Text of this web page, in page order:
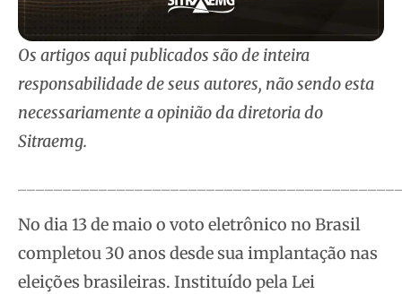
Os artigos aqui publicados são de inteira
responsabilidade de seus autores, não sendo esta
necessariamente a opinião da diretoria do
Sitraemg.
No dia 13 de maio o voto eletrônico no Brasil
completou 30 anos desde sua implantação nas
eleições brasileiras. Instituído pela Lei